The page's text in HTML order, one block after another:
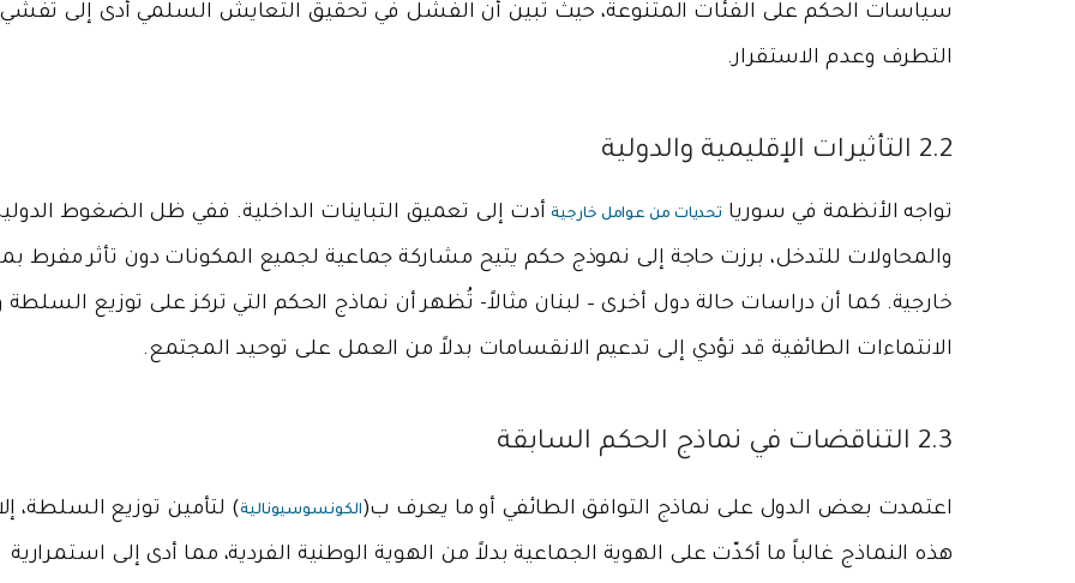
سياسات الحكم على الفئات المتنوعة، حيث تبين أن الفشل في تحقيق التعايش السلمي أدى إلى تفشي
التطرف وعدم الاستقرار.
2.2 التأثيرات الإقليمية والدولية
تواجه الأنظمة في سوريا تحديات من عوامل خارجيةأدت إلى تعميق التباينات الداخلية. ففي ظل الضغوط
والمحاولات للتدخل، برزت حاجة إلى نموذج حكم يتيح مشاركة جماعية لجميع المكونات دون تأثر مفرط
خارجية. كما أن دراسات حالة دول أخرى – لبنان مثالاً- تُظهر أن نماذج الحكم التي تركز على توزيع
الانتماءات الطائفية قد تؤدي إلى تدعيم الانقسامات بدلاً من العمل على توحيد المجتمع.
2.3 التناقضات في نماذج الحكم السابقة
اعتمدت بعض الدول على نماذج التوافق الطائفي أو ما يعرف ب( الكونسوسيونالية) لتأمين توزيع السلطة،
هذه النماذج غالباً ما أكدّت على الهوية الجماعية بدلاً من الهوية الوطنية الفردية، مما أدى إلى استمرارية